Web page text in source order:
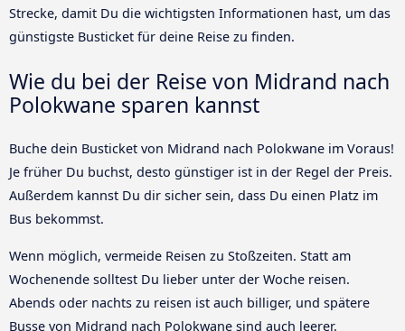
Strecke, damit Du die wichtigsten Informationen hast, um das
günstigste Busticket für deine Reise zu finden.
Wie du bei der Reise von Midrand nach
Polokwane sparen kannst
Buche dein Busticket von Midrand nach Polokwane im Voraus!
Je früher Du buchst, desto günstiger ist in der Regel der Preis.
Außerdem kannst Du dir sicher sein, dass Du einen Platz im
Bus bekommst.
Wenn möglich, vermeide Reisen zu Stoßzeiten. Statt am
Wochenende solltest Du lieber unter der Woche reisen.
Abends oder nachts zu reisen ist auch billiger, und spätere
Busse von Midrand nach Polokwane sind auch leerer.